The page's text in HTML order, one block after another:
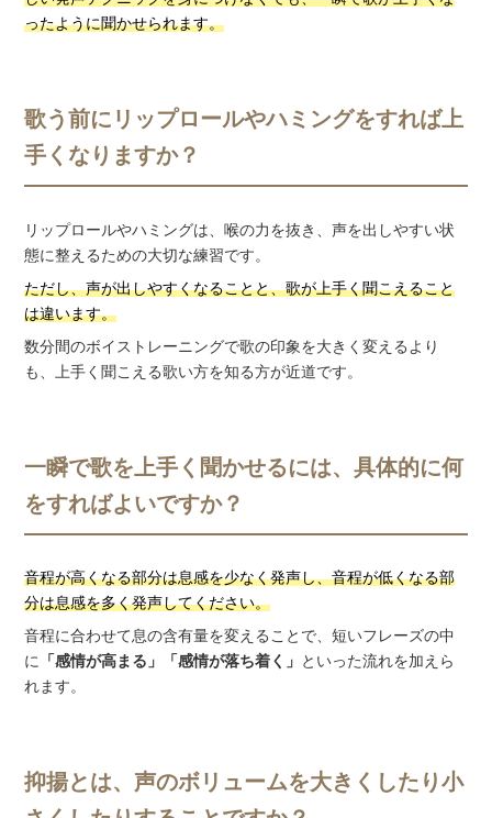
ったように聞かせられます。
歌う前にリップロールやハミングをすれば上
手くなりますか？
リップロールやハミングは、喉の力を抜き、声を出しやすい状
態に整えるための大切な練習です。
ただし、声が出しやすくなることと、歌が上手く聞こえること
は違います。
数分間のボイストレーニングで歌の印象を大きく変えるより
も、上手く聞こえる歌い方を知る方が近道です。
一瞬で歌を上手く聞かせるには、具体的に何
をすればよいですか？
音程が高くなる部分は息感を少なく発声し、音程が低くなる部
分は息感を多く発声してください。
音程に合わせて息の含有量を変えることで、短いフレーズの中
に 「感情が高まる」「感情が落ち着く」 といった流れを加えら
れます。
抑揚とは、声のボリュームを大きくしたり小